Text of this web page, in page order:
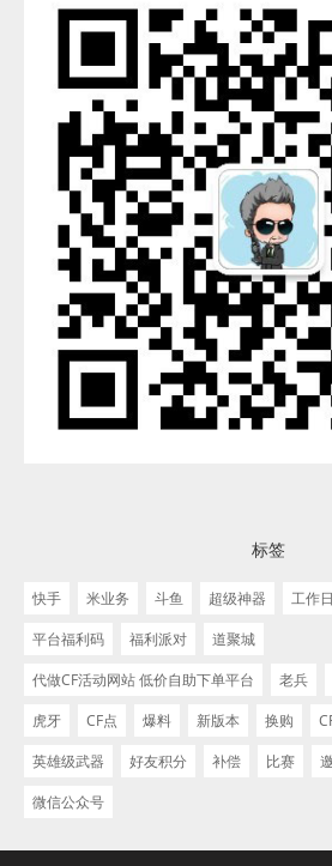
标签
快手 米业务 斗鱼 超级神器 工作
平台福利码
福利派对
道聚城
代做CF活动网站 低价自助下单平台
老兵
虎牙
CF点 爆料 新版本 换购
英雄级武器
好友积分 补偿 比赛
微信公众号